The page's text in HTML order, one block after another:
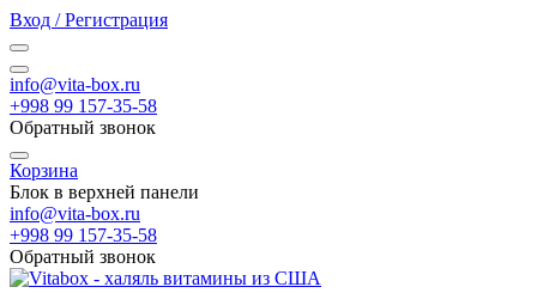
Вход / Регистрация
info@vita-box.ru
+998 99 157-35-58
Обратный звонок
Корзина
Блок в верхней панели
info@vita-box.ru
+998 99 157-35-58
Обратный звонок